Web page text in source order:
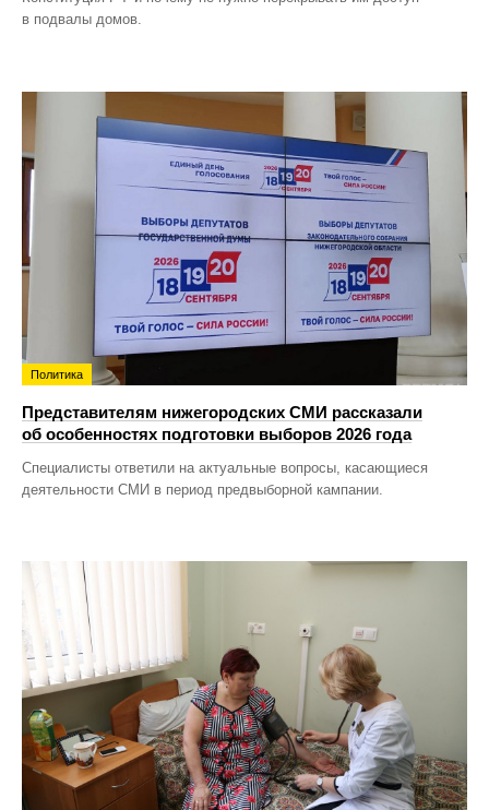
в подвалы домов.
Политика
Представителям нижегородских СМИ рассказали
об особенностях подготовки выборов 2026 года
Специалисты ответили на актуальные вопросы, касающиеся
деятельности СМИ в период предвыборной кампании.